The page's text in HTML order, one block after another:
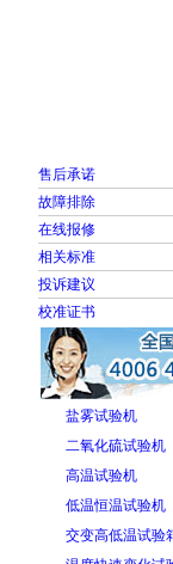
售后承诺
故障排除
在线报修
相关标准
投诉建议
校准证书
盐雾试验机
二氧化硫试验机
高温试验机
低温恒温试验机
交变高低温试验